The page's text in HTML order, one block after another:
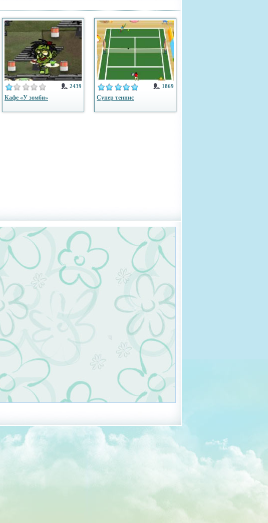
2439
Кафе «У зомби»
1869
Супер теннис